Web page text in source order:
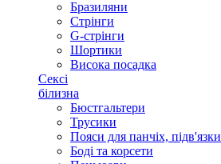
Бразиляни
Стрінги
G-стрінги
Шортики
Висока посадка
Сексі
білизна
Бюстгальтери
Трусики
Пояси для панчіх, підв'язки
Боді та корсети